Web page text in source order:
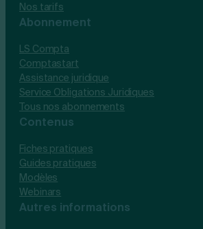
Nos tarifs
Abonnement
LS Compta
Comptastart
Assistance juridique
Service Obligations Juridiques
Tous nos abonnements
Contenus
Fiches pratiques
Guides pratiques
Modèles
Webinars
Autres informations